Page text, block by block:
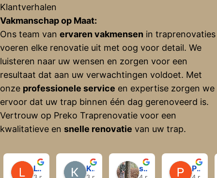
Klantverhalen
Vakmanschap op Maat:
Ons team van ervaren vakmensen in traprenovaties
voeren elke renovatie uit met oog voor detail. We
luisteren naar uw wensen en zorgen voor een
resultaat dat aan uw verwachtingen voldoet. Met
onze professionele service en expertise zorgen we
ervoor dat uw trap binnen één dag gerenoveerd is.
Vertrouw op Preko Traprenovatie voor een
kwalitatieve en snelle renovatie van uw trap.
Lyda Flandrijn Krisztián Hegyi sjaak wingerden Perry Lodder